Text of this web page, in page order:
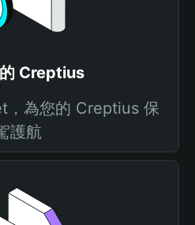
Creptius
，為您的 Creptius 保
護航